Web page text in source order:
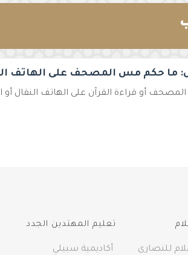
ما حكم مس المصحف على الهاتف
أو قراءة القرآن على الهاتف النقال أو
للنصارى
تعليم المهتدين الجدد
أكاديمية سبيلي